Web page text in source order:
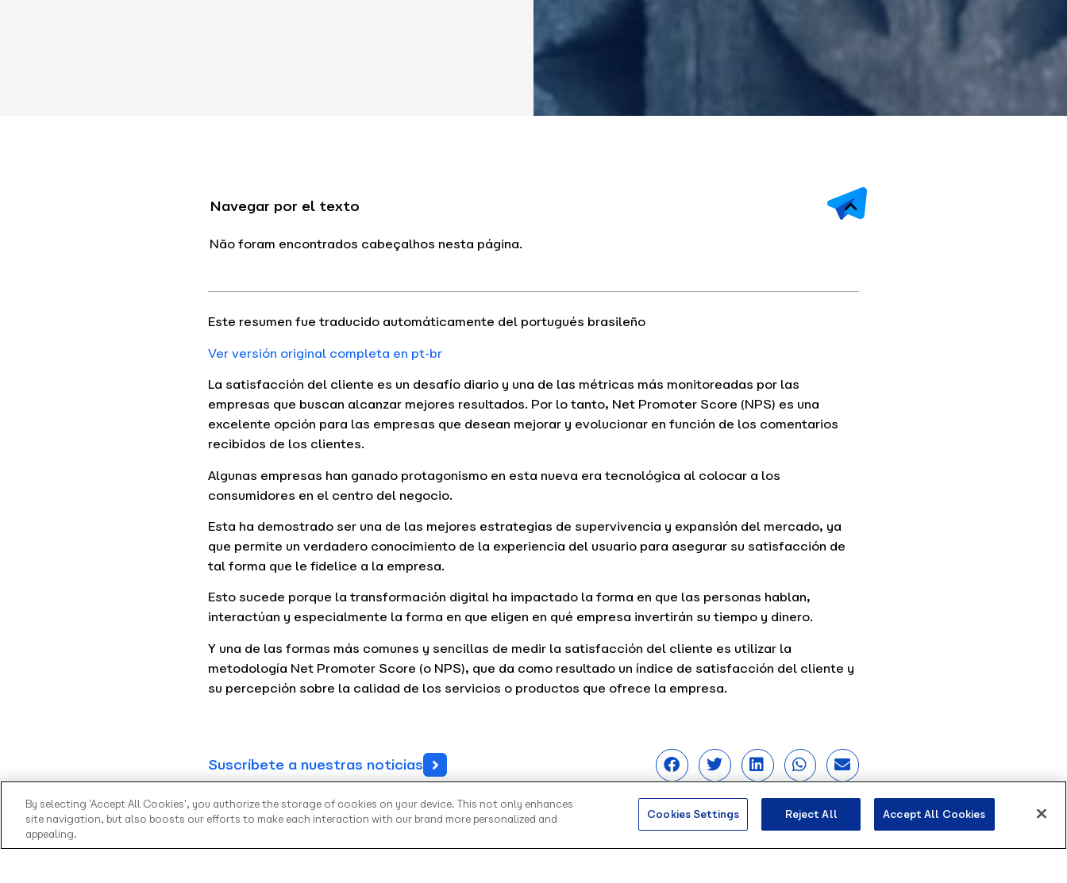
Navegar por el texto
Não foram encontrados cabeçalhos nesta página.
Este resumen fue traducido automáticamente del portugués brasileño
Ver versión original completa en pt-br
La satisfacción del cliente es un desafío diario y una de las métricas más monitoreadas por las
empresas que buscan alcanzar mejores resultados. Por lo tanto, Net Promoter Score (NPS) es una
excelente opción para las empresas que desean mejorar y evolucionar en función de los comentarios
recibidos de los clientes.
Algunas empresas han ganado protagonismo en esta nueva era tecnológica al colocar a los
consumidores en el centro del negocio.
Esta ha demostrado ser una de las mejores estrategias de supervivencia y expansión del mercado, ya
que permite un verdadero conocimiento de la experiencia del usuario para asegurar su satisfacción de
tal forma que le fidelice a la empresa.
Esto sucede porque la transformación digital ha impactado la forma en que las personas hablan,
interactúan y especialmente la forma en que eligen en qué empresa invertirán su tiempo y dinero.
Y una de las formas más comunes y sencillas de medir la satisfacción del cliente es utilizar la
metodología Net Promoter Score (o NPS), que da como resultado un índice de satisfacción del cliente y
su percepción sobre la calidad de los servicios o productos que ofrece la empresa.
Suscríbete a nuestras noticias
By selecting 'Accept All Cookies', you authorize the storage of cookies on your device. This not only enhances
site navigation, but also boosts our efforts to make each interaction with our brand more personalized and
appealing.
Cookies Settings Reject All Accept All Cookies